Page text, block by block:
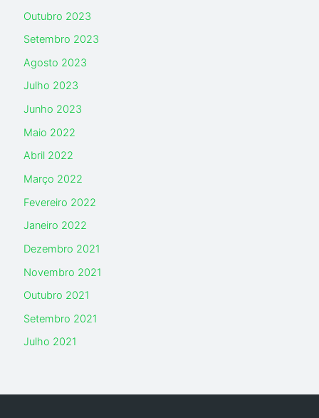
Outubro 2023
Setembro 2023
Agosto 2023
Julho 2023
Junho 2023
Maio 2022
Abril 2022
Março 2022
Fevereiro 2022
Janeiro 2022
Dezembro 2021
Novembro 2021
Outubro 2021
Setembro 2021
Julho 2021